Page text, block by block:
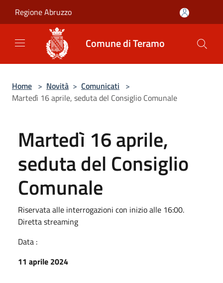
Regione Abruzzo
Comune di Teramo
Home > Novità > Comunicati >
Martedì 16 aprile, seduta del Consiglio Comunale
Martedì 16 aprile,
seduta del Consiglio
Comunale
Riservata alle interrogazioni con inizio alle 16:00.
Diretta streaming
Data :
11 aprile 2024